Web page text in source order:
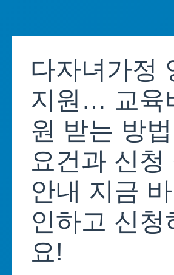
다자녀가정
지원… 교육
원 받는 방
요건과 신청
안내 지금
인하고 신청
요!